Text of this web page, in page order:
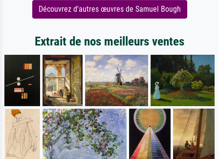
Découvrez d'autres œuvres de Samuel Bough
Extrait de nos meilleurs ventes